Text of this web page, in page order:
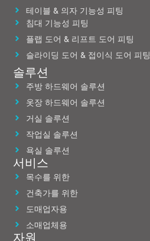
테이블 & 의자 기능성 피팅
침대 기능성 피팅
플랩 도어 & 리프트 도어 피팅
슬라이딩 도어 & 접이식 도어 피팅
솔루션
주방 하드웨어 솔루션
옷장 하드웨어 솔루션
거실 솔루션
작업실 솔루션
욕실 솔루션
서비스
목수를 위한
건축가를 위한
도매업자용
소매업체용
자원